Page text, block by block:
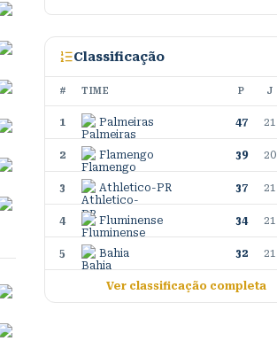
Classificação
# TIME P J
1 Palmeiras 47 21
2 Flamengo 39 20
3 Athletico-PR 37 21
4 Fluminense 34 21
5 Bahia 32 21
Ver classificação completa